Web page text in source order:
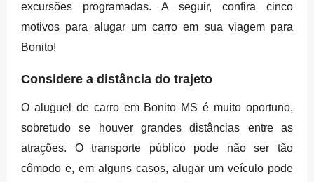
excursões programadas. A seguir, confira cinco
motivos para alugar um carro em sua viagem para
Bonito!
Considere a distância do trajeto
O aluguel de carro em Bonito MS é muito oportuno,
sobretudo se houver grandes distâncias entre as
atrações. O transporte público pode não ser tão
cômodo e, em alguns casos, alugar um veículo pode